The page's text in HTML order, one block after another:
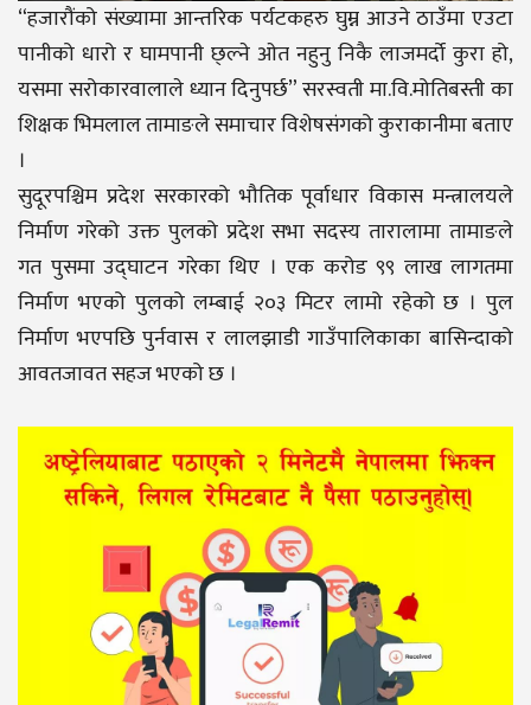
“हजारौंको संख्यामा आन्तरिक पर्यटकहरु घुम्न आउने ठाउँमा एउटा
पानीको धारो र घामपानी छ्ल्ने ओत नहुनु निकै लाजमर्दो कुरा हो,
यसमा सरोकारवालाले ध्यान दिनुपर्छ” सरस्वती मा.वि.मोतिबस्ती का
शिक्षक भिमलाल तामाङले समाचार विशेषसंगको कुराकानीमा बताए
।
सुदूरपश्चिम प्रदेश सरकारको भौतिक पूर्वाधार विकास मन्त्रालयले
निर्माण गरेको उक्त पुलको प्रदेश सभा सदस्य तारालामा तामाङले
गत पुसमा उद्घाटन गरेका थिए । एक करोड ९९ लाख लागतमा
निर्माण भएको पुलको लम्बाई २०३ मिटर लामो रहेको छ । पुल
निर्माण भएपछि पुर्नवास र लालझाडी गाउँपालिकाका बासिन्दाको
आवतजावत सहज भएको छ ।